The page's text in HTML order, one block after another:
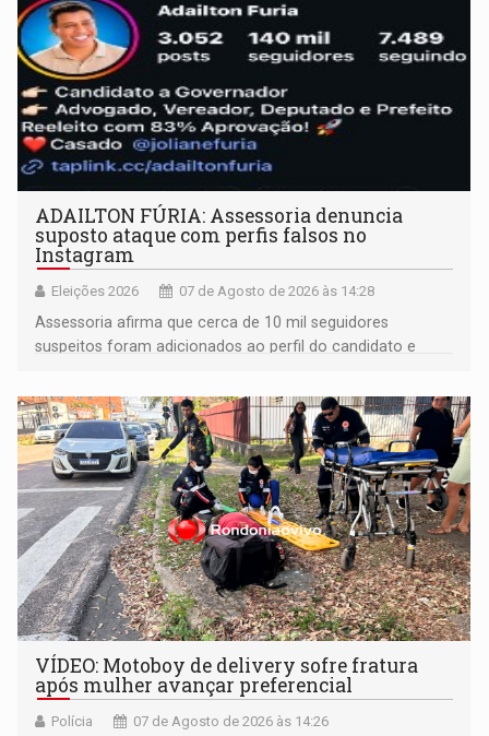
ADAILTON FÚRIA: Assessoria denuncia
suposto ataque com perfis falsos no
Instagram
Eleições 2026 07 de Agosto de 2026 às 14:28
Assessoria afirma que cerca de 10 mil seguidores
suspeitos foram adicionados ao perfil do candidato e
remover as contas
VÍDEO: Motoboy de delivery sofre fratura
após mulher avançar preferencial
Polícia 07 de Agosto de 2026 às 14:26